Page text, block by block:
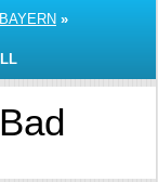
BAYERN »